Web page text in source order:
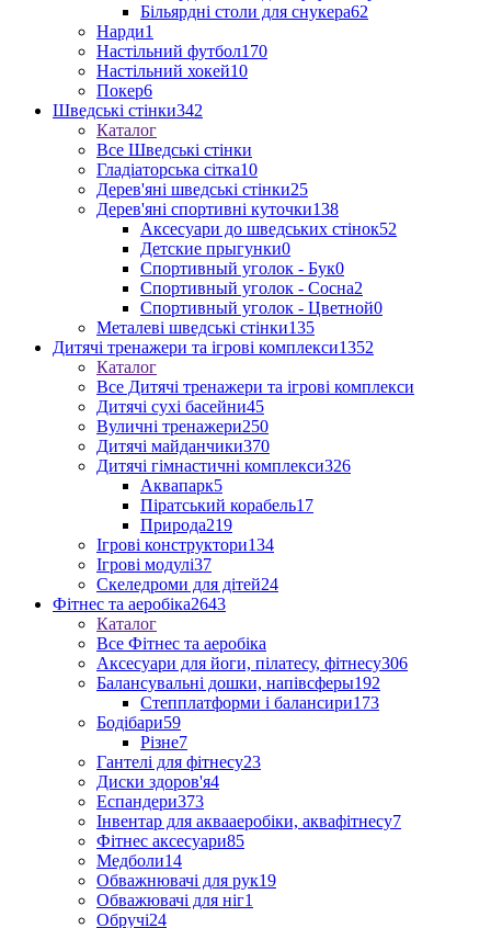
Більярдні столи для снукера62
Нарди1
Настільний футбол170
Настільний хокей10
Покер6
Шведські стінки342
Каталог
Все Шведські стінки
Гладіаторська сітка10
Дерев'яні шведські стінки25
Дерев'яні спортивні куточки138
Аксесуари до шведських стінок52
Детские прыгунки0
Спортивный уголок - Бук0
Спортивный уголок - Сосна2
Спортивный уголок - Цветной0
Металеві шведські стінки135
Дитячі тренажери та ігрові комплекси1352
Каталог
Все Дитячі тренажери та ігрові комплекси
Дитячі сухі басейни45
Вуличні тренажери250
Дитячі майданчики370
Дитячі гімнастичні комплекси326
Аквапарк5
Піратський корабель17
Природа219
Ігрові конструктори134
Ігрові модулі37
Скеледроми для дітей24
Фітнес та аеробіка2643
Каталог
Все Фітнес та аеробіка
Аксесуари для йоги, пілатесу, фітнесу306
Балансувальні дошки, напівсферы192
Степплатформи і балансири173
Бодібари59
Різне7
Гантелі для фітнесу23
Диски здоров'я4
Еспандери373
Інвентар для аквааеробіки, аквафітнесу7
Фітнес аксесуари85
Медболи14
Обважнювачі для рук19
Обважювачі для ніг1
Обручі24